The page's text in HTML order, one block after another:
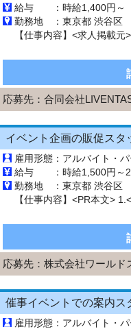
給与 ： 時給1,400円～
勤務地 ： 東京都 渋谷区
応募先： 合同会社
イベント企画の販促スタ
雇用形態： アルバイト・パ
給与 ： 時給1,500円～
勤務地 ： 東京都 渋谷区
応募先： 株式会社ワールド
雇用形態： アルバイト・パ